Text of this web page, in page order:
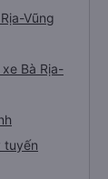
Vũng
Bà Rịa-
tuyến